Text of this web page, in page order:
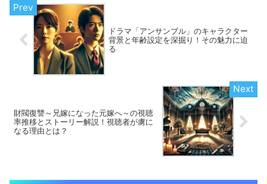
ドラマ「アンサンブル」のキャラクター
背景と年齢設定を深掘り！その魅力に迫
る
財閥復讐～兄嫁になった元嫁へ～の視聴
率推移とストーリー解説！視聴者が虜に
なる理由とは？